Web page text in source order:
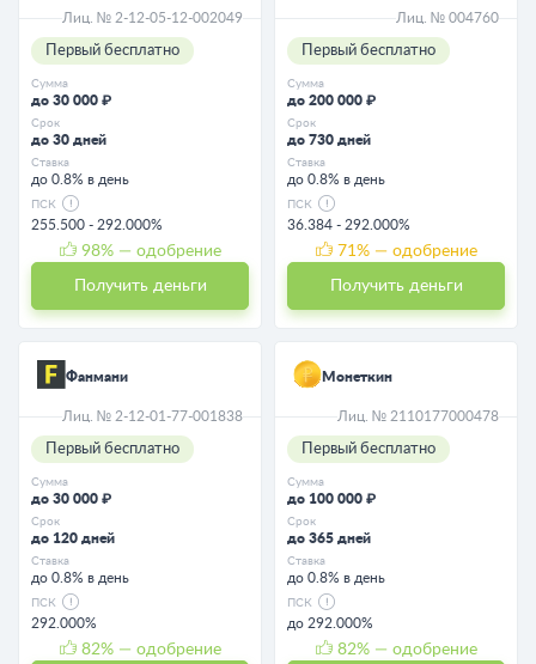
Лиц. № 2-12-05-12-002049
Первый бесплатно
Сумма
до 30 000 ₽
Срок
до 30 дней
Ставка
до 0.8% в день
ПСК
255.500 - 292.000%
98% — одобрение
Получить деньги
Лиц. № 004760
Первый бесплатно
Сумма
до 200 000 ₽
Срок
до 730 дней
Ставка
до 0.8% в день
ПСК
36.384 - 292.000%
71 % — одобрение
Получить деньги
Фанмани
Лиц. № 2-12-01-77-001838
Первый бесплатно
Сумма
до 30 000 ₽
Срок
до 120 дней
Ставка
до 0.8% в день
ПСК
292.000%
82% — одобрение
Монеткин
Лиц. № 2110177000478
Первый бесплатно
Сумма
до 100 000 ₽
Срок
до 365 дней
Ставка
до 0.8% в день
ПСК
до 292.000%
82% — одобрение